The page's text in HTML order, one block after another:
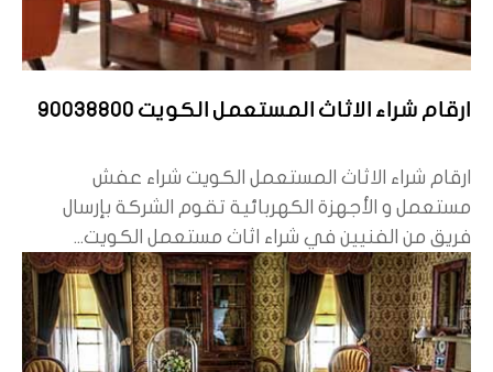
ارقام شراء الاثاث المستعمل الكويت 90038800
ارقام شراء الاثاث المستعمل الكويت شراء عفش
مستعمل و الأجهزة الكهربائية تقوم الشركة بإرسال
فريق من الفنيين في شراء اثاث مستعمل الكويت...